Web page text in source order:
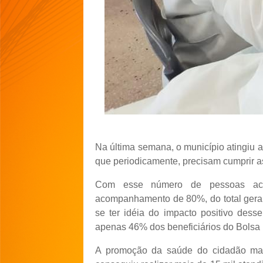
Na última semana, o município atingiu
que periodicamente, precisam cumprir
Com esse número de pessoas
acompanhamento de 80%, do total
se ter idéia do impacto positivo
apenas 46% dos beneficiários do Bolsa
A promoção da saúde do cidadão